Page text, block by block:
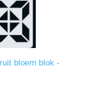
bloem blok -